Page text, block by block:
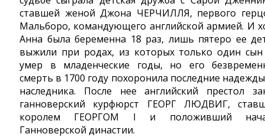
ставшей женой Джона ЧЕРЧИЛЛЯ, первого
Мальборо, командующего английской армией. И
Анна была беременна 18 раз, лишь пятеро ее
выжили при родах, из которых только один
умер в младенческие годы, но его
смерть в 1700 году похоронила последние
наследника. После нее английский престол
ганноверский курфюрст ГЕОРГ ЛЮДВИГ,
королем ГЕОРГОМ I и положивший
Ганноверской династии.